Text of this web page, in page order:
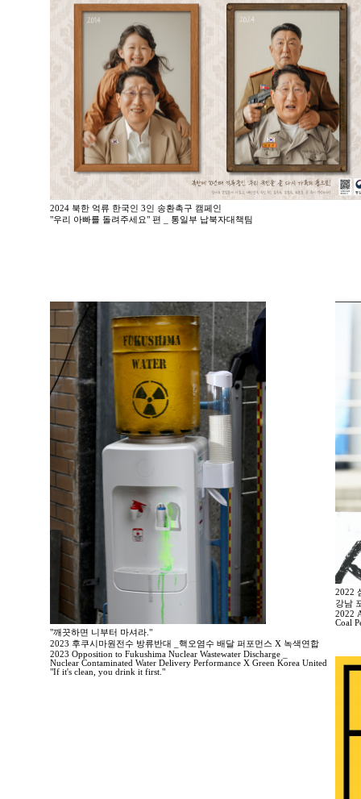
2024 북한 억류 한국인 3인 송환촉구 캠페인
"우리 아빠를 돌려주세요" 편 _ 통일부 납북자대책팀
"깨끗하면 니부터 마셔라."
2023 후쿠시마원전수 방류반대 _핵오염수 배달 퍼포먼스 X 녹색연합
2023 Opposition to Fukushima Nuclear Wastewater Discharge _
Nuclear Contaminated Water Delivery Performance X Green Korea United
"If it's clean, you drink it first."
2022
강남
2022
Coal